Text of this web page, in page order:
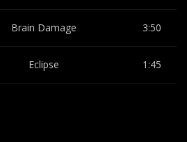
Brain Damage 3:50
Eclipse 1:45